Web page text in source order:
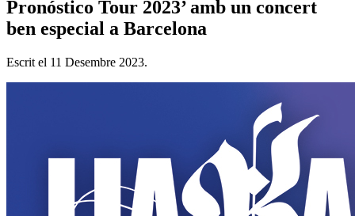
Pronóstico Tour 2023’ amb un concert
ben especial a Barcelona
Escrit el 11 Desembre 2023.